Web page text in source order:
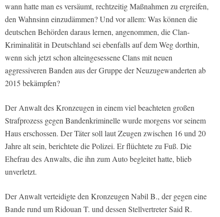
wann hatte man es versäumt, rechtzeitig Maßnahmen zu ergreifen,
den Wahnsinn einzudämmen? Und vor allem: Was können die
deutschen Behörden daraus lernen, angenommen, die Clan-
Kriminalität in Deutschland sei ebenfalls auf dem Weg dorthin,
wenn sich jetzt schon alteingesessene Clans mit neuen
aggressiveren Banden aus der Gruppe der Neuzugewanderten ab
2015 bekämpfen?
Der Anwalt des Kronzeugen in einem viel beachteten großen
Strafprozess gegen Bandenkriminelle wurde morgens vor seinem
Haus erschossen. Der Täter soll laut Zeugen zwischen 16 und 20
Jahre alt sein, berichtete die Polizei. Er flüchtete zu Fuß. Die
Ehefrau des Anwalts, die ihn zum Auto begleitet hatte, blieb
unverletzt.
Der Anwalt verteidigte den Kronzeugen Nabil B., der gegen eine
Bande rund um Ridouan T. und dessen Stellvertreter Said R.